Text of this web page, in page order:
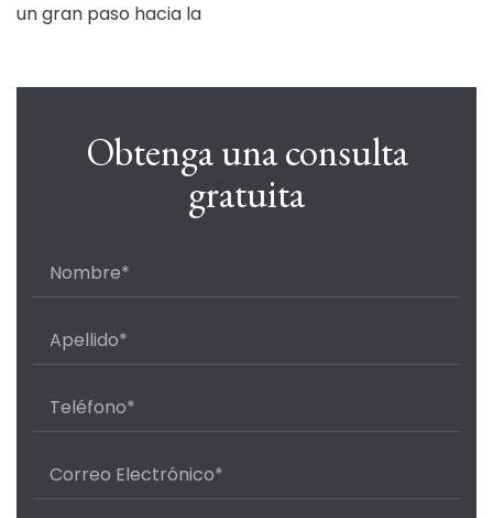
un gran paso hacia la
Obtenga una consulta
gratuita